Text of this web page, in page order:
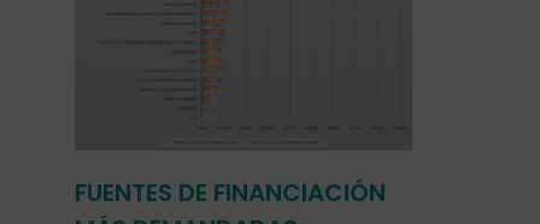
FUENTES DE FINANCIACIÓN